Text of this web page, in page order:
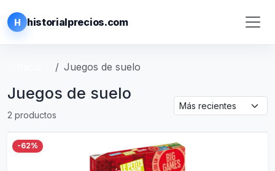
H historialprecios.com
Juegos de suelo
Juegos de suelo
2 productos
-62%